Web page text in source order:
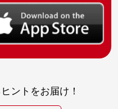
ントをお届け！